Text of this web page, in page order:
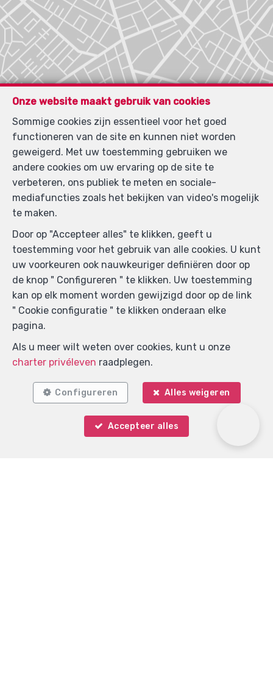
Zoek op de kaart
Onze website maakt gebruik van cookies
Sommige cookies zijn essentieel voor het goed
functioneren van de site en kunnen niet worden
geweigerd. Met uw toestemming gebruiken we
andere cookies om uw ervaring op de site te
verbeteren, ons publiek te meten en sociale-
mediafuncties zoals het bekijken van video's mogelijk
te maken.
Door op "Accepteer alles" te klikken, geeft u
toestemming voor het gebruik van alle cookies. U kunt
uw voorkeuren ook nauwkeuriger definiëren door op
de knop " Configureren " te klikken. Uw toestemming
kan op elk moment worden gewijzigd door op de link
" Cookie configuratie " te klikken onderaan elke
pagina.
Als u meer wilt weten over cookies, kunt u onze
charter privéleven raadplegen.
Configureren Alles weigeren
Accepteer alles